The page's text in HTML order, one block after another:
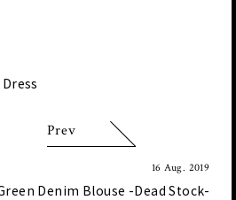
Prev
16 Aug. 2019
Denim Blouse -Dead Stock-